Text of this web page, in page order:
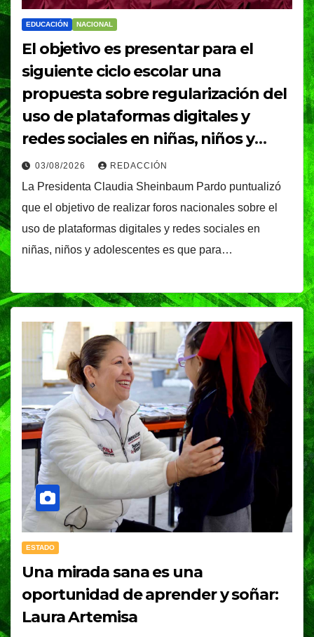
EDUCACIÓN NACIONAL
El objetivo es presentar para el
siguiente ciclo escolar una
propuesta sobre regularización del
uso de plataformas digitales y
redes sociales en niñas, niños y
adolescentes: Presidenta Claudia
Sheinbaum
03/08/2026 REDACCIÓN
La Presidenta Claudia Sheinbaum Pardo puntualizó
que el objetivo de realizar foros nacionales sobre el
uso de plataformas digitales y redes sociales en
niñas, niños y adolescentes es que para…
ESTADO
Una mirada sana es una
oportunidad de aprender y soñar:
Laura Artemisa